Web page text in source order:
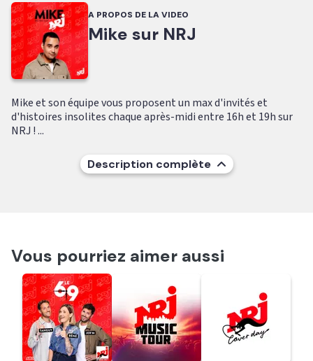
A PROPOS DE LA VIDEO
Mike sur NRJ
Mike et son équipe vous proposent un max d'invités et
d'histoires insolites chaque après-midi entre 16h et 19h sur
NRJ ! ...
Description complète
Vous pourriez aimer aussi